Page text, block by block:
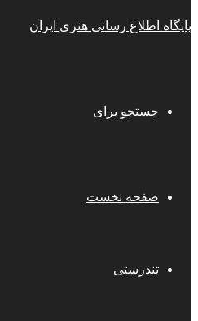
پایگاه اطلاع رسانی هنری ایران
جستجو برای
صفحه نخست
تندرستی